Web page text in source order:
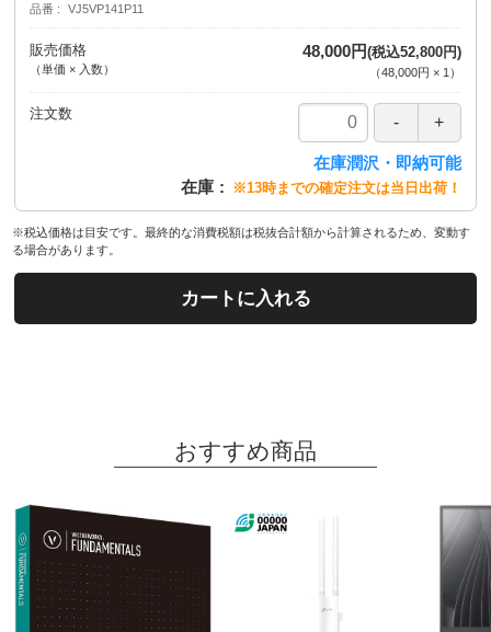
品番 VJ5VP141P11
販売価格
（単価 × 入数）
48,000円(税込52,800円)
（48,000円 × 1 ）
注文数
在庫
在庫潤沢・即納可能
※13時までの確定注文は当日出荷！
※税込価格は目安です。最終的な消費税額は税抜合計額から計算されるため、変動す
る場合があります。
カートに入れる
おすすめ商品